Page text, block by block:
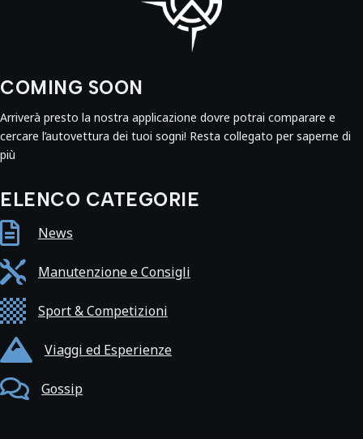
COMING SOON
Arriverà presto la nostra applicazione dovre potrai comparare e
cercare l’autovettura dei tuoi sogni! Resta collegato per saperne di
più
ELENCO CATEGORIE
 News
 Manutenzione e Consigli
 Sport & Competizioni
 Viaggi ed Esperienze
 Gossip